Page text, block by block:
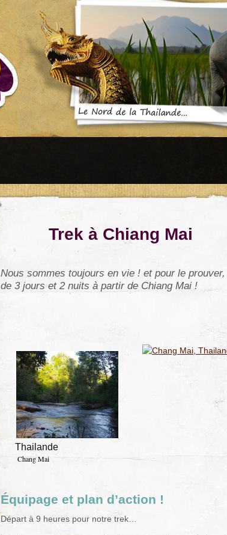
Trek à Chiang Mai
Nous sommes toujours en vie ! et pour le
de 3 jours et 2 nuits à partir de Chiang Mai !
Thailande
Chang Mai
Équipage et plan d’action !
Départ à 9 heures pour notre trek…